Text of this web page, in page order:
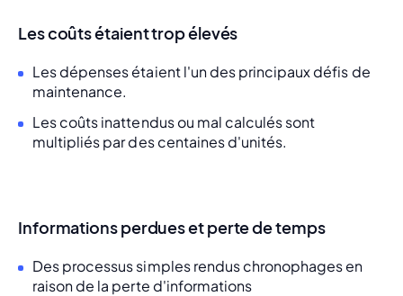
Les coûts étaient trop élevés
Les dépenses étaient l'un des principaux défis de
maintenance.
Les coûts inattendus ou mal calculés sont
multipliés par des centaines d'unités.
Informations perdues et perte de temps
Des processus simples rendus chronophages en
raison de la perte d'informations